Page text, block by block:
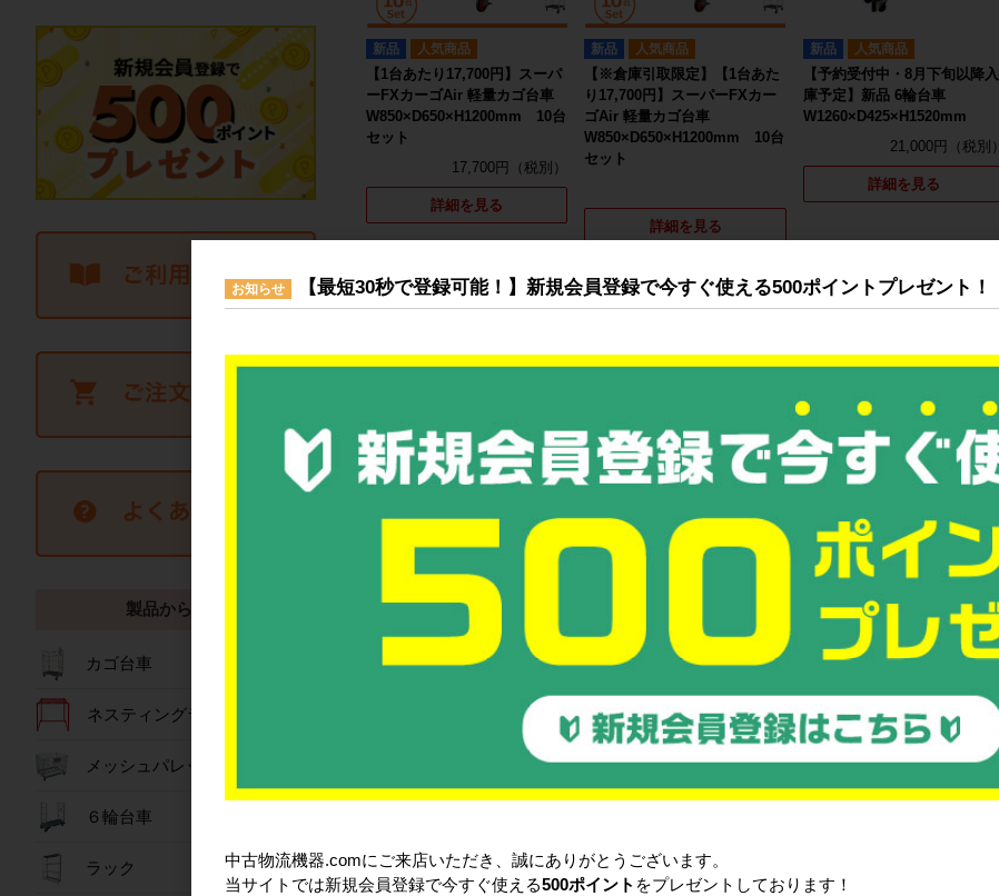
新品 人気商品
【1台あたり17,700円】スーパ
ーFXカーゴAir 軽量カゴ台車
W850×D650×H1200mm 10台
セット
17,700円
詳細を見る
新品 人気商品
【※倉庫引取限定】【1台あた
り17,700円】スーパーFXカー
ゴAir 軽量カゴ台車
W850×D650×H1200mm 10台
セット
詳細を見る
新品 人気商品
【予約受付中・8月下旬以降入
庫予定】新品 6輪台車
W1260×D425×H1520mm
21,000円
詳細を見る
【※倉庫引取限定】【1台あた
り20,200円】新品 6輪台車
詳細を見る
【予約受付中・8月下旬以降入
庫予定】【1台あたり20,200
円】新品 6輪台車
20,200円
新品 Zラック(黒)
W1500×D490×H1703mm
16,500円
詳細を見る
製品から探す
カゴ台車
ネスティングラック
メッシュパレット
６輪台車
ラック
お知らせ 【最短30秒で登録可能！】新規会員登録で今すぐ使える500ポイントプレゼント！
中古物流機器.comにご来店いただき、誠にありがとうございます。
当サイトでは新規会員登録で今すぐ使える500ポイント をプレゼントしております！